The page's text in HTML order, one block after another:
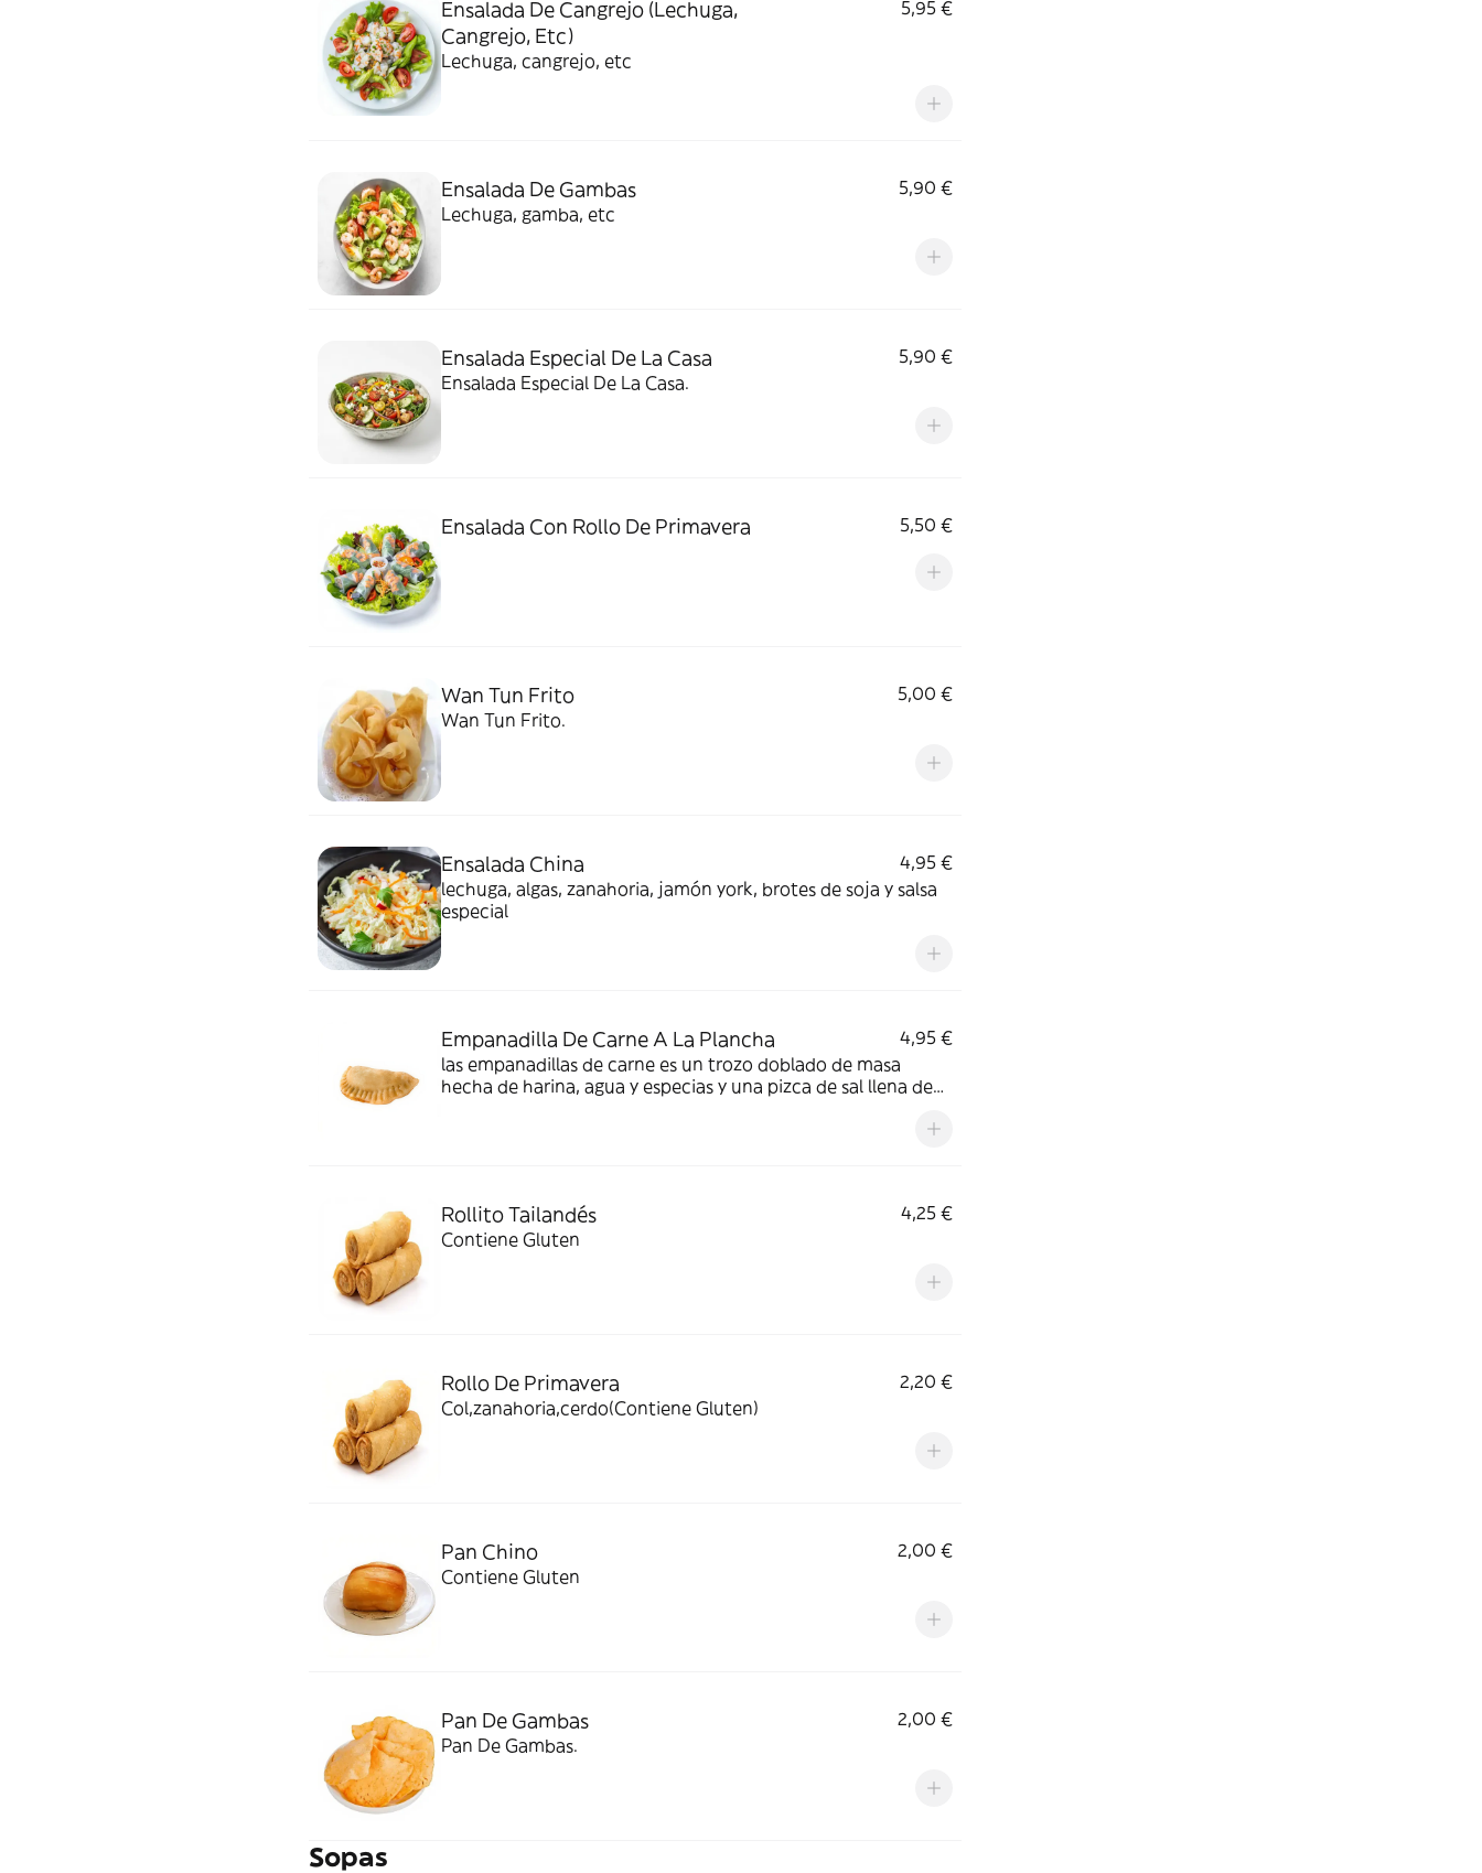
Ensalada De Cangrejo (Lechuga,
Cangrejo, Etc)
5,95 €
Lechuga, cangrejo, etc
Ensalada De Gambas
5,90 €
Lechuga, gamba, etc
Ensalada Especial De La Casa
5,90 €
Ensalada Especial De La Casa.
Ensalada Con Rollo De Primavera 5,50 €
Wan Tun Frito
5,00 €
Wan Tun Frito.
Ensalada China
4,95 €
lechuga, algas, zanahoria, jamón york, brotes de soja y salsa
especial
Empanadilla De Carne A La Plancha
4,95 €
las empanadillas de carne es un trozo doblado de masa
hecha de harina, agua y especias y una pizca de sal llena de
Rollito Tailandés
4,25 €
Contiene Gluten
Rollo De Primavera
2,20 €
Col,zanahoria,cerdo(Contiene Gluten)
Pan Chino
2,00 €
Contiene Gluten
Pan De Gambas
2,00 €
Pan De Gambas.
Sopas